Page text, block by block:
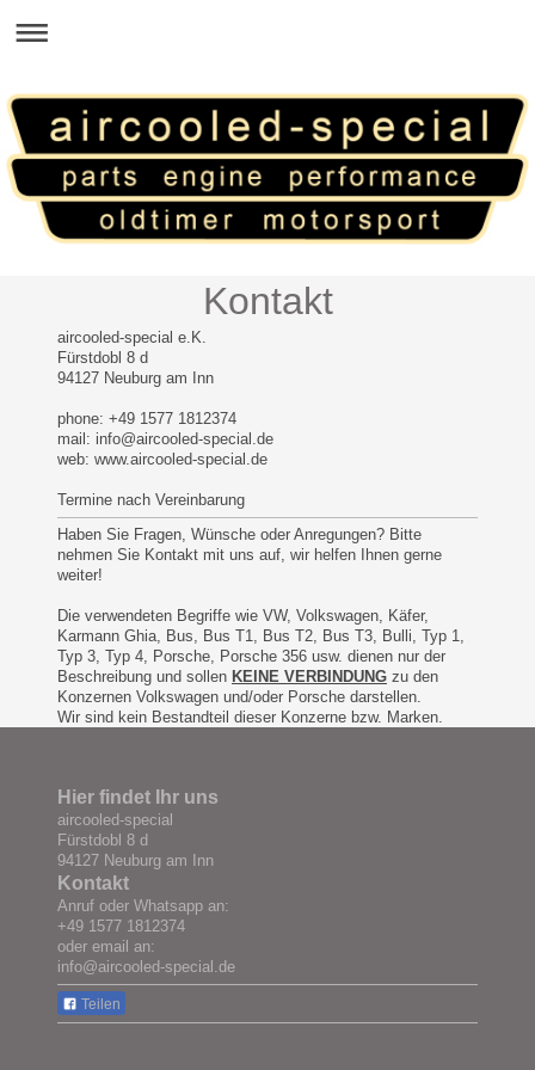
Kontakt
aircooled-special e.K.
Fürstdobl 8 d
94127 Neuburg am Inn
phone: +49 1577 1812374
mail: info@aircooled-special.de
web: www.aircooled-special.de
Termine nach Vereinbarung
Haben Sie Fragen, Wünsche oder Anregungen? Bitte
nehmen Sie Kontakt mit uns auf, wir helfen Ihnen gerne
weiter!
Die verwendeten Begriffe wie VW, Volkswagen, Käfer,
Karmann Ghia, Bus, Bus T1, Bus T2, Bus T3, Bulli, Typ 1,
Typ 3, Typ 4, Porsche, Porsche 356 usw. dienen nur der
Beschreibung und sollen KEINE VERBINDUNG zu den
Konzernen Volkswagen und/oder Porsche darstellen.
Wir sind kein Bestandteil dieser Konzerne bzw. Marken.
Hier findet Ihr uns
aircooled-special
Fürstdobl 8 d
94127 Neuburg am Inn
Kontakt
Anruf oder Whatsapp an:
+49 1577 1812374
oder email an:
info@aircooled-special.de
Teilen